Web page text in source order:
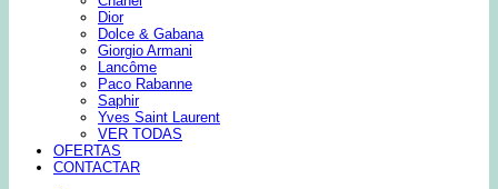
Dior
Dolce & Gabana
Giorgio Armani
Lancôme
Paco Rabanne
Saphir
Yves Saint Laurent
VER TODAS
OFERTAS
CONTACTAR